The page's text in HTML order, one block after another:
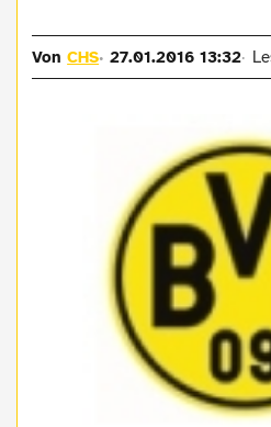
VonCHS 27.01.2016 13:32